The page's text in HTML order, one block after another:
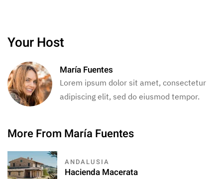
Your Host
María Fuentes
Lorem ipsum dolor sit amet, consectetur
adipiscing elit, sed do eiusmod tempor.
More From María Fuentes
ANDALUSIA
Hacienda Macerata